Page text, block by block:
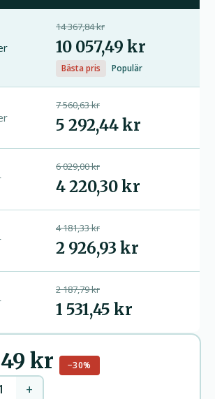
14 367,84 kr
10 057,49 kr
Bästa pris Populär
7 560,63 kr
5 292,44 kr
6 029,00 kr
4 220,30 kr
4 181,33 kr
2 926,93 kr
2 187,79 kr
1 531,45 kr
kr −30%
+